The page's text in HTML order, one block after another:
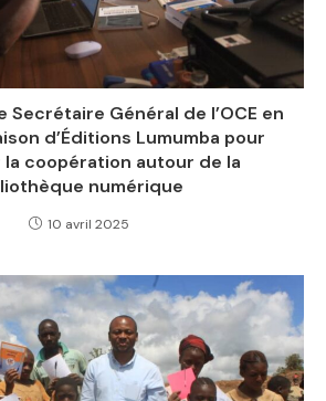
Secrétaire Général de l’OCE en
d’Éditions Lumumba pour
coopération autour de la
numérique
10 avril 2025